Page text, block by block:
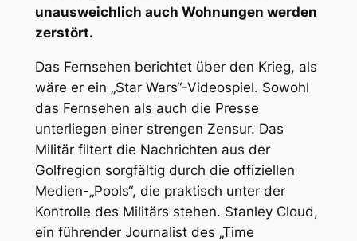
unausweichlich auch Wohnungen werden
zerstört.
Das Fernsehen berichtet über den Krieg, als
wäre er ein „Star Wars“-Videospiel. Sowohl
das Fernsehen als auch die Presse
unterliegen einer strengen Zensur. Das
Militär filtert die Nachrichten aus der
Golfregion sorgfältig durch die offiziellen
Medien-„Pools“, die praktisch unter der
Kontrolle des Militärs stehen. Stanley Cloud,
ein führender Journalist des „Time